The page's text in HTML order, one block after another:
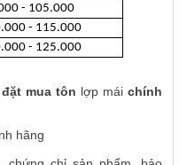
- 105.000
- 115.000
- 125.000
mua tôn lợp mái chính
hãng